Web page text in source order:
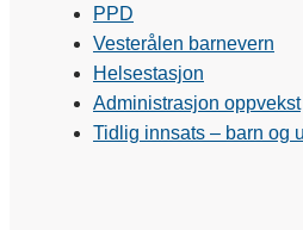
PPD
Vesterålen barnevern
Helsestasjon
Administrasjon oppvekst
Tidlig innsats – barn og